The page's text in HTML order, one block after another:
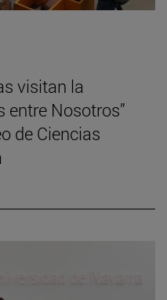
visitan la
entre Nosotros”
de Ciencias